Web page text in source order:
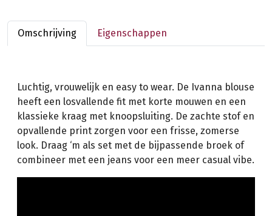
Omschrijving Eigenschappen
Luchtig, vrouwelijk en easy to wear. De Ivanna blouse
heeft een losvallende fit met korte mouwen en een
klassieke kraag met knoopsluiting. De zachte stof en
opvallende print zorgen voor een frisse, zomerse
look. Draag ‘m als set met de bijpassende broek of
combineer met een jeans voor een meer casual vibe.